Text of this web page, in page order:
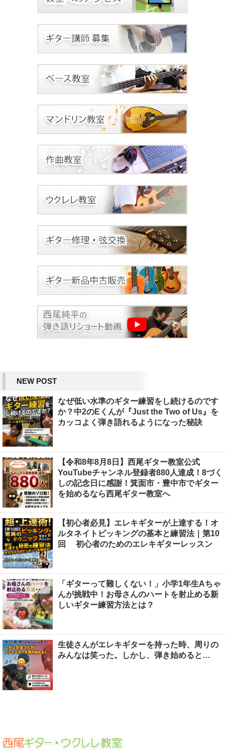
NEW POST
なぜ低い水準のギター練習をし続けるのです
か？中2のEくんが『Just the Two of Us』を
カッコよく弾き語れるようになった秘訣
【令和8年8月8日】西尾ギター教室公式
YouTubeチャンネル登録者880人達成！8づく
しの記念日に感謝！箕面市・豊中市でギター
を始めるなら西尾ギター教室へ
【初心者必見】エレキギターが上達する！オ
ルタネイトピッキングの基本と練習法｜第10
回 初心者のためのエレキギターレッスン
「ギターって難しくない！」小学1年生Aちゃ
んが挑戦中！お母さんのハートを射止める新
しいギター練習方法とは？
生徒さんがエレキギターを持った時、周りの
みんなは笑った。しかし、弾き始めると…